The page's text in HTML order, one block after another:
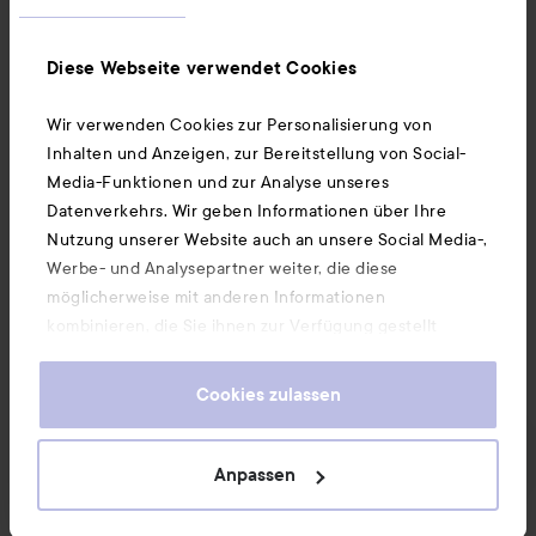
Diese Webseite verwendet Cookies
Wir verwenden Cookies zur Personalisierung von
Inhalten und Anzeigen, zur Bereitstellung von Social-
Media-Funktionen und zur Analyse unseres
Datenverkehrs. Wir geben Informationen über Ihre
Nutzung unserer Website auch an unsere Social Media-,
Werbe- und Analysepartner weiter, die diese
möglicherweise mit anderen Informationen
kombinieren, die Sie ihnen zur Verfügung gestellt
gesammelt haben. Wenn Sie unsere Website weiterhin
Cookies zu. Informationen darüber, wie Sie Ihre Cookie-
Einstellungen ändern können, finden Sie in unseren
Cookies zulassen
Anpassen
Ebenfalls interessant
Unsere App herunterladen
Copyright 2026